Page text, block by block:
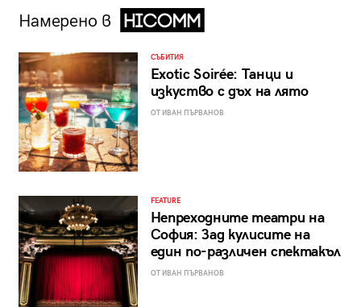
Намерено в
СЪБИТИЯ
Exotic Soirée: Танци и
изкуство с дъх на лято
ОТ ИВАН ПЪРВАНОВ
FEATURE
Непреходните театри на
София: Зад кулисите на
един по-различен спектакъл
ОТ ИВАН ПЪРВАНОВ